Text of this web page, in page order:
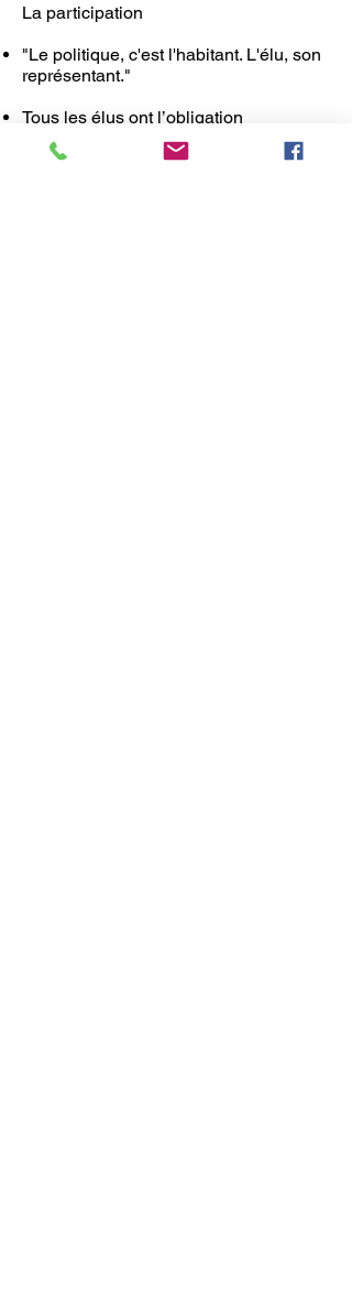
La participation
"Le politique, c'est l'habitant. L'élu, son
représentant."
Tous les élus ont l’obligation
permanente d’œuvrer à la mobilisation
et l’implication de tous les La Hulpois